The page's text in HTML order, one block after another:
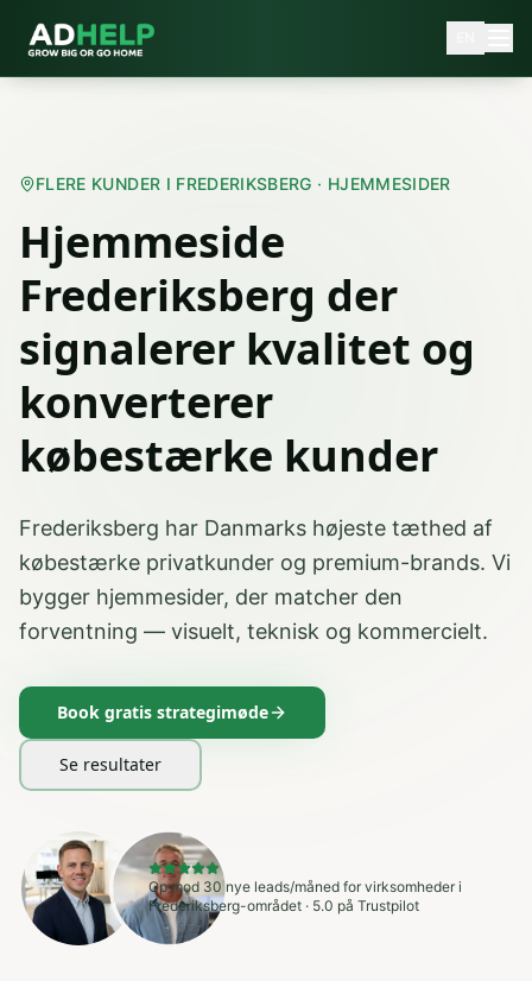
FLERE KUNDER I FREDERIKSBERG · HJEMMESIDER
Hjemmeside
Frederiksberg der
signalerer kvalitet og
konverterer
købestærke kunder
Frederiksberg har Danmarks højeste tæthed af
købestærke privatkunder og premium-brands. Vi
bygger hjemmesider, der matcher den
forventning — visuelt, teknisk og kommercielt.
Book gratis strategimøde
Se resultater
Op mod 30 nye leads/måned for virksomheder i
Frederiksberg-området · 5.0 på Trustpilot